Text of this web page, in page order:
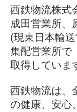
西鉄物流株式
成田営業所、
(現東日本輸送
集配営業所で
取得していま
西鉄物流は、
の健康、安心